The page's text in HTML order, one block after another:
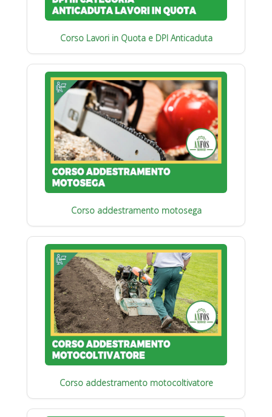
Corso Lavori in Quota e DPI Anticaduta
Corso addestramento motosega
Corso addestramento motocoltivatore